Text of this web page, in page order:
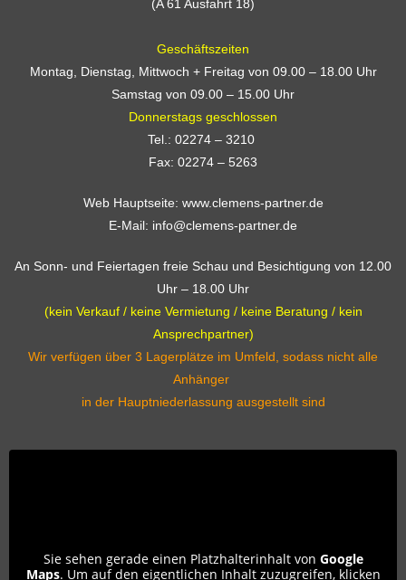
(A 61 Ausfahrt 18)
Geschäftszeiten
Montag, Dienstag, Mittwoch + Freitag von 09.00 – 18.00 Uhr
Samstag von 09.00 – 15.00 Uhr
Donnerstags geschlossen
Tel.: 02274 – 3210
Fax: 02274 – 5263
Web Hauptseite: www.clemens-partner.de
E-Mail: info@clemens-partner.de
An Sonn- und Feiertagen freie Schau und Besichtigung von 12.00
Uhr – 18.00 Uhr
(kein Verkauf / keine Vermietung / keine Beratung / kein
Ansprechpartner)
Wir verfügen über 3 Lagerplätze im Umfeld, sodass nicht alle
Anhänger
in der Hauptniederlassung ausgestellt sind
Sie sehen gerade einen Platzhalterinhalt von Google
Maps. Um auf den eigentlichen Inhalt zuzugreifen, klicken